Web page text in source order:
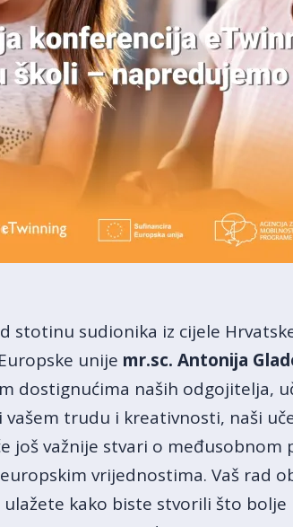
stotinu sudionika iz cijele
unije mr.sc. Antonija
dostignućima naših odgojitelja,
trudu i kreativnosti, naši
još važnije stvari o
vrijednostima. Vaš rad
kako biste stvorili što